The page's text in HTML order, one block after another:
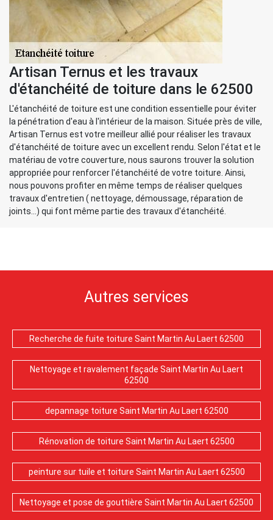
Artisan Ternus et les travaux
d'étanchéité de toiture dans le 62500
L'étanchéité de toiture est une condition essentielle pour éviter
la pénétration d'eau à l'intérieur de la maison. Située près de ville,
Artisan Ternus est votre meilleur allié pour réaliser les travaux
d'étanchéité de toiture avec un excellent rendu. Selon l'état et le
matériau de votre couverture, nous saurons trouver la solution
appropriée pour renforcer l'étanchéité de votre toiture. Ainsi,
nous pouvons profiter en même temps de réaliser quelques
travaux d'entretien ( nettoyage, démoussage, réparation de
joints...) qui font même partie des travaux d'étanchéité.
Autres services
Recherche de fuite toiture Saint Martin Au Laert 62500
Nettoyage et ravalement façade Saint Martin Au Laert
62500
depannage toiture Saint Martin Au Laert 62500
Rénovation de toiture Saint Martin Au Laert 62500
peinture sur tuile et toiture Saint Martin Au Laert 62500
Nettoyage et pose de gouttière Saint Martin Au Laert 62500